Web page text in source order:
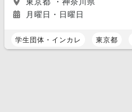
月曜日・日曜日
学生団体・インカレ 東京都